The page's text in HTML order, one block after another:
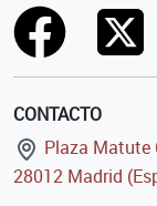
CONTACTO
Plaza Matute
28012 Madrid